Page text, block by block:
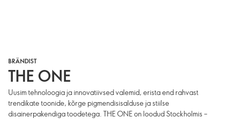
BRÄNDIST
THE ONE
Uusim tehnoloogia ja innovatiivsed valemid, erista end rahvast
trendikate toonide, kõrge pigmendisisalduse ja stiilse
disainerpakendiga toodetega. THE ONE on loodud Stockholmis –